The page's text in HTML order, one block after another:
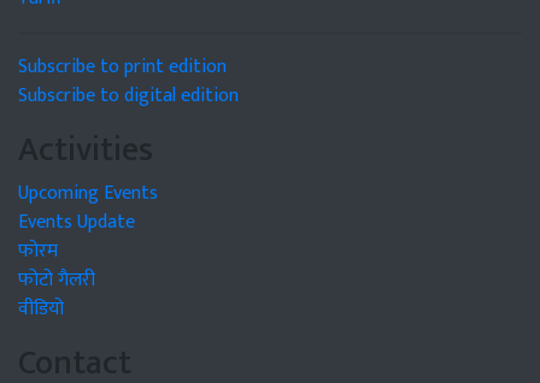
Subscribe to print edition
Subscribe to digital edition
Activities
Upcoming Events
Events Update
फोरम
फोटो गैलरी
वीडियो
Contact